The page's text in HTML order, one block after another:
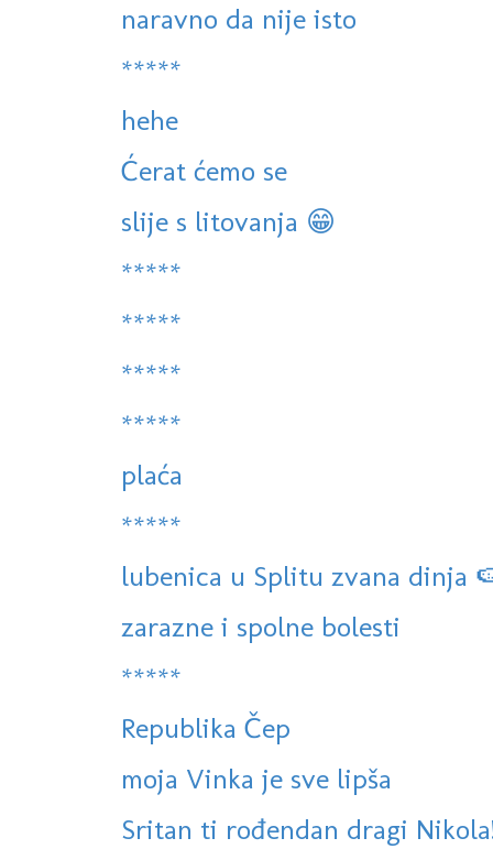
naravno da nije isto
*****
hehe
Ćerat ćemo se
slije s litovanja 😁
*****
*****
*****
*****
plaća
*****
lubenica u Splitu zvana dinja
zarazne i spolne bolesti
*****
Republika Čep
moja Vinka je sve lipša
Sritan ti rođendan dragi